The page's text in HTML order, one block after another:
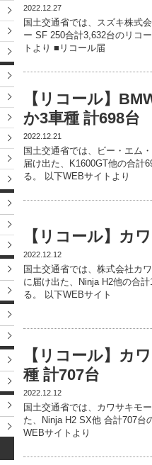
2022.12.27
国土交通省では、スズキ株式
ー SF 250合計3,632台のリコ
トより ■リコール届
【リコール】
か3車種 計698台
2022.12.21
国土交通省では、ビー・エム
届け出た、K1600GT他の合計
る。 以下WEBサイトより
【リコール】カ
2022.12.12
国土交通省では、株式会社カ
に届け出た、Ninja H2他の合
る。 以下WEBサイト
【リコール】カ
種 計707台
2022.12.12
国土交通省では、カワサキモ
た、Ninja H2 SX他 合計707台
WEBサイトより